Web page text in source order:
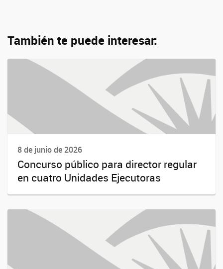
También te puede interesar:
8 de junio de 2026
Concurso público para director regular
en cuatro Unidades Ejecutoras